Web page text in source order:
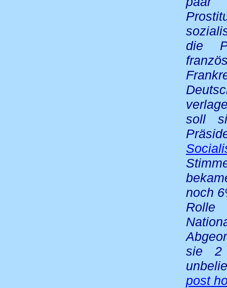
die
soll
noch
sie 2
post